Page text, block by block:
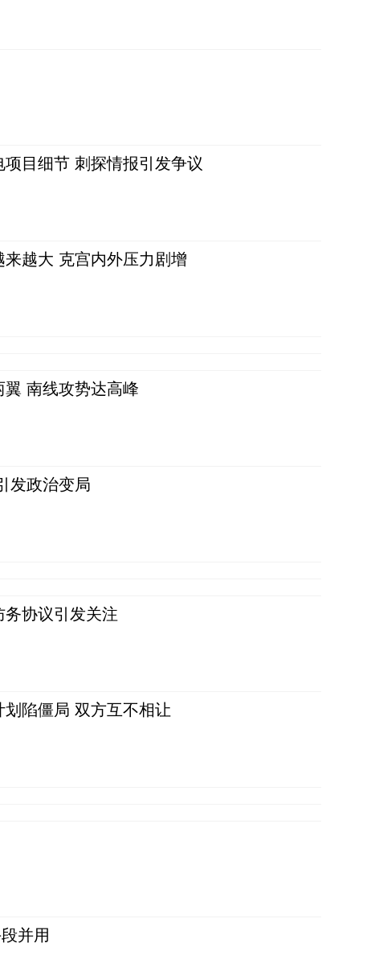
目细节 刺探情报引发争议
越大 克宫内外压力剧增
南线攻势达高峰
发政治变局
务协议引发关注
陷僵局 双方互不相让
并用